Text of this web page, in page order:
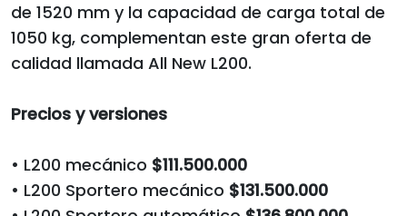
de 1520 mm y la capacidad de carga total de
1050 kg, complementan este gran oferta de
calidad llamada All New L200.
Precios y versiones
• L200 mecánico $111.500.000
• L200 Sportero mecánico $131.500.000